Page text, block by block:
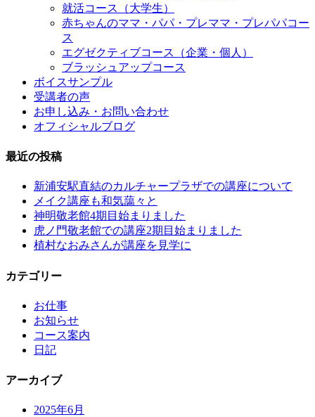
就活コース（大学生）
赤ちゃんのママ・パパ・プレママ・プレパパコー
ス
エグゼクティブコース（企業・個人）
ブラッシュアップコース
ボイスサンプル
受講者の声
お申し込み・お問い合わせ
オフィシャルブログ
最近の投稿
新浦安駅直結のカルチャープラザでの講座について
メイク講座も和気藹々と
神明敬老館4期目始まりました
虎ノ門敬老館での講座2期目始まりました
植村なおみさんが講座を見学に
カテゴリー
お仕事
お知らせ
コース案内
日記
アーカイブ
2025年6月